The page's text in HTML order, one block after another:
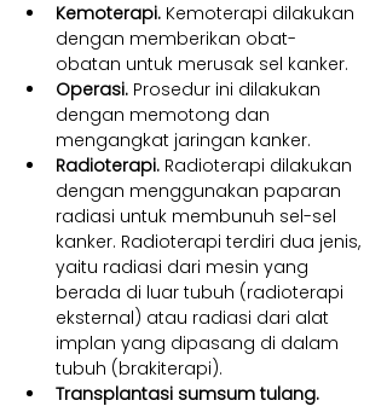
Kemoterapi. Kemoterapi dilakukan
dengan memberikan obat-
obatan untuk merusak sel kanker.
Operasi. Prosedur ini dilakukan
dengan memotong dan
mengangkat jaringan kanker.
Radioterapi. Radioterapi dilakukan
dengan menggunakan paparan
radiasi untuk membunuh sel-sel
kanker. Radioterapi terdiri dua jenis,
yaitu radiasi dari mesin yang
berada di luar tubuh (radioterapi
eksternal) atau radiasi dari alat
implan yang dipasang di dalam
tubuh (brakiterapi).
Transplantasi sumsum tulang.